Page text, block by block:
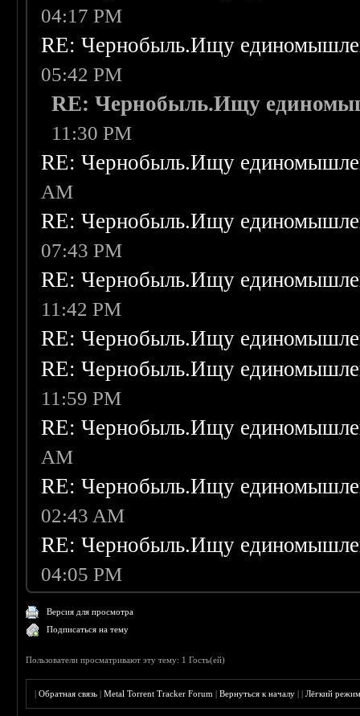
04:17 PM
RE: Чернобыль.Ищу
05:42 PM
RE: Чернобыль.Ищу
11:30 PM
RE: Чернобыль.Ищу
AM
RE: Чернобыль.Ищу
07:43 PM
RE: Чернобыль.Ищу
11:42 PM
RE: Чернобыль.Ищу
RE: Чернобыль.Ищу
11:59 PM
RE: Чернобыль.Ищу
AM
RE: Чернобыль.Ищу
02:43 AM
RE: Чернобыль.Ищу
04:05 PM
Версия для просмотра
Подписаться на тему
Пользователи просматривают эту тему: 1 Гость(ей)
|Обратная связь |Metal Torrent Tracker Forum |Вернуться к началу ||Лёгкий